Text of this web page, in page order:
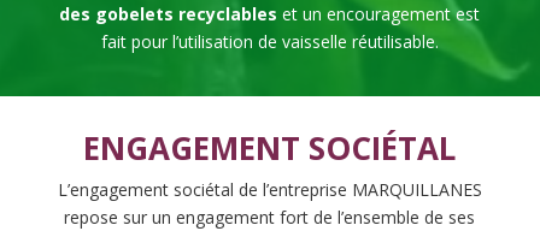
des gobelets recyclables et un encouragement est
fait pour l’utilisation de vaisselle réutilisable.
ENGAGEMENT SOCIÉTAL
L’engagement sociétal de l’entreprise MARQUILLANES
repose sur un engagement fort de l’ensemble de ses